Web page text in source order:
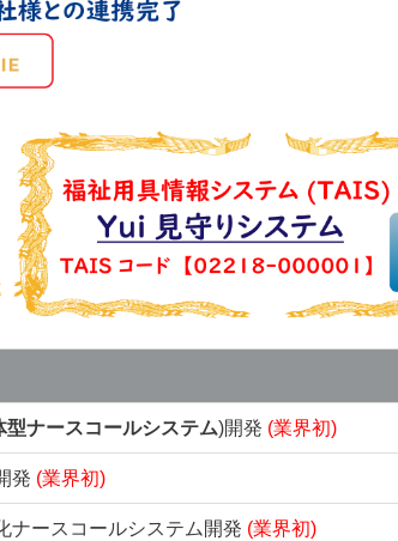
型ナースコールシステム)開発 (業界初)
発 (業界初)
ナースコールシステム開発 (業界初)